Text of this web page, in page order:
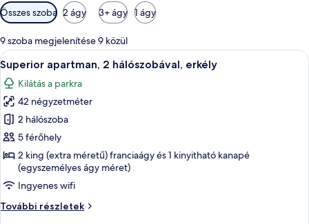
Szobákhoz
rendelkezésre
álló
szűrők
Összes szoba 2 ágy 3+ ágy 1 ágy
9 szoba megjelenítése 9 közül
A
következő
szoba
összes
képének
megtekintése:
Superior
apartman,
2
hálószobával,
erkély
Egy modern nappali, melyben egy
9
Superior apartman, 2 hálószobával, erkély
Kilátás a parkra
42 négyzetméter
2 hálószoba
5 férőhely
2 king (extra méretű) franciaágy és 1 kinyitható kanapé
(egyszemélyes ágy méret)
Ingyenes wifi
További részletek
Superior